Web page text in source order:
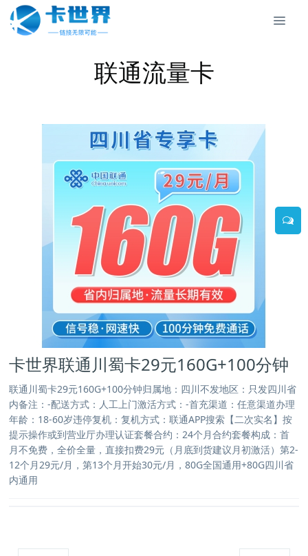
联通流量卡
卡世界联通川蜀卡29元160G+100分钟
联通川蜀卡29元160G+100分钟归属地：四川不发地区：只发四川省
内备注：-配送方式：人工上门激活方式：-首充渠道：任意渠道办理
年龄：18-60岁违停复机：复机方式：联通APP搜索【二次实名】按
提示操作或到营业厅办理认证套餐合约：24个月合约套餐构成：首
月不免费，全价全量，直接扣费29元（月底到货建议月初激活）第2-
12个月29元/月，第13个月开始30元/月，80G全国通用+80G四川省
内通用